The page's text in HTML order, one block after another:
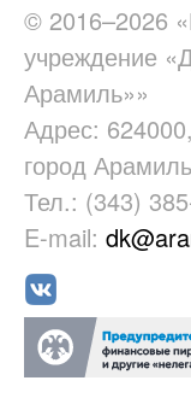
© 2016–2026
учреждение
Арамиль»»
Адрес:
город
Тел.: (343)
E-mail: